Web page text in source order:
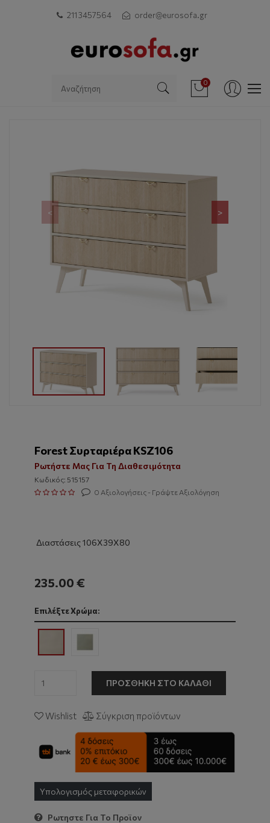
211 3457564 order@eurosofa.gr
0
< >
Forest Συρταριέρα KSZ106
Ρωτήστε Μας Για Τη Διαθεσιμότητα
Κωδικός: 515157
0 Αξιολογήσεις - Γράψτε Αξιολόγηση
Διαστάσεις 106Χ39Χ80
235.00 €
Επιλέξτε Χρώμα:
ΠΡΟΣΘΉΚΗ ΣΤΟ ΚΑΛΆΘΙ
Wishlist Σύγκριση προϊόντων
Υπολογισμός μεταφορικών
Ρωτηστε Για Το Προϊον